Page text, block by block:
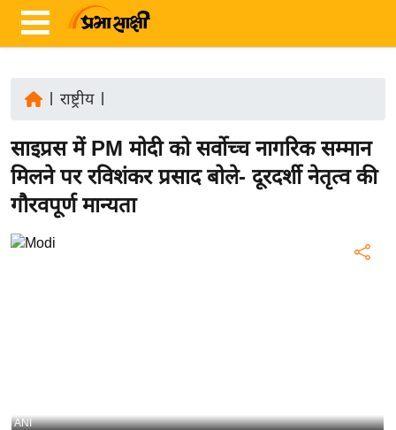
ज़ा
ख
र
रा
य
राष्ट्रीय|
साइप्रस में PM मोदी को सर्वोच्च नागरिक सम्मान
मिलने पर रविशंकर प्रसाद बोले- दूरदर्शी नेतृत्व की
गौरवपूर्ण मान्यता
ANI